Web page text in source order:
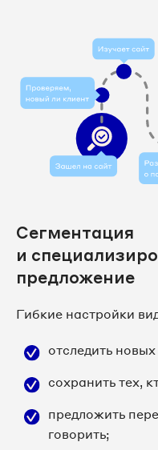
Сегментация
и
предложение
Гибкие настройки
отследить
сохранить тех,
предложить
говорить;